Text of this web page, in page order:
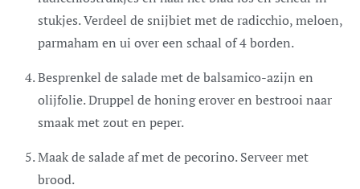
stukjes. Verdeel de snijbiet met de radicchio, meloen,
parmaham en ui over een schaal of 4 borden.
Besprenkel de salade met de balsamico-azijn en
olijfolie. Druppel de honing erover en bestrooi naar
smaak met zout en peper.
Maak de salade af met de pecorino. Serveer met
brood.